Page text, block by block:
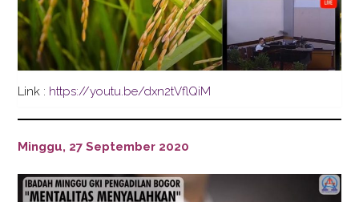
Link : https://youtu.be/dxn2tVflQiM
Minggu, 27 September 2020